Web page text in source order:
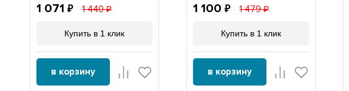
1 071 1 440
Купить в 1 клик
в корзину
1 100 1 479
Купить в 1 клик
в корзину